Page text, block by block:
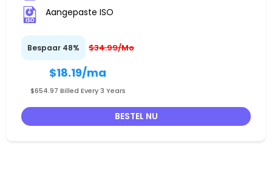
Aangepaste ISO
Bespaar 48% $34.99/Mo
$18.19/ma
$654.97 Billed Every 3 Years
BESTEL NU